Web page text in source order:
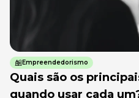
Empreendedorismo
Quais são os
quando usar cada